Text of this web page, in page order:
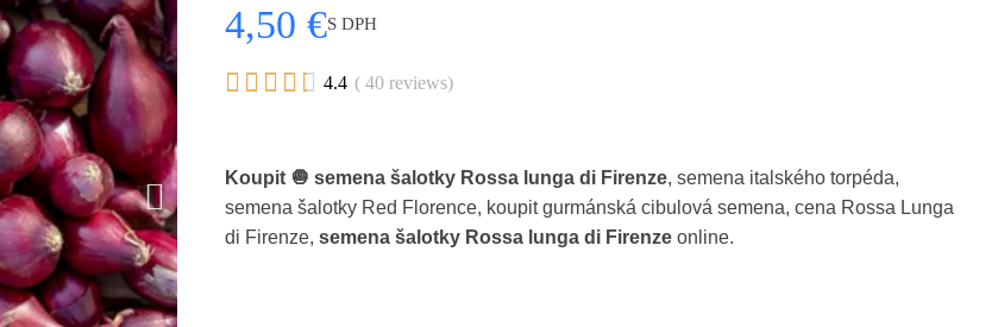
4,50 €S DPH
     4.4 ( 40 reviews)
Koupit 🧅 semena šalotky Rossa lunga di Firenze, semena italského torpéda,
semena šalotky Red Florence, koupit gurmánská cibulová semena, cena Rossa Lunga
di Firenze, semena šalotky Rossa lunga di Firenze online.